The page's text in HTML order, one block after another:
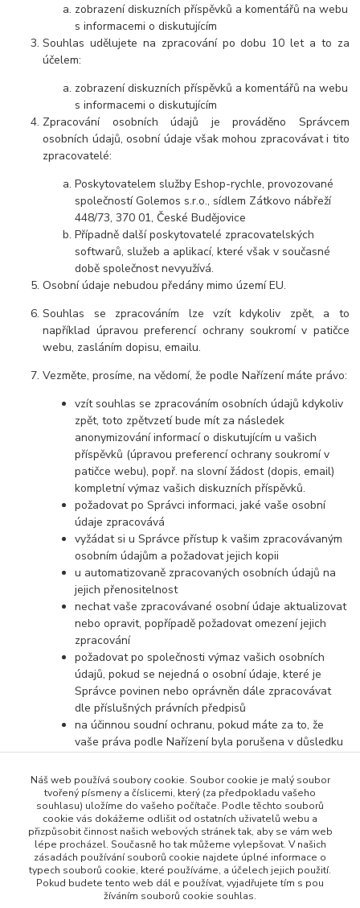
zobrazení diskuzních příspěvků a komentářů na webu
s informacemi o diskutujícím
Souhlas udělujete na zpracování po dobu 10 let a to za
účelem:
zobrazení diskuzních příspěvků a komentářů na webu
s informacemi o diskutujícím
Zpracování osobních údajů je prováděno Správcem
osobních údajů, osobní údaje však mohou zpracovávat i tito
zpracovatelé:
Poskytovatelem služby Eshop-rychle, provozované
společností Golemos s.r.o., sídlem Zátkovo nábřeží
448/73, 370 01, České Budějovice
Případně další poskytovatelé zpracovatelských
softwarů, služeb a aplikací, které však v současné
době společnost nevyužívá.
Osobní údaje nebudou předány mimo území EU.
Souhlas se zpracováním lze vzít kdykoliv zpět, a to
například úpravou preferencí ochrany soukromí v patičce
webu, zasláním dopisu, emailu.
Vezměte, prosíme, na vědomí, že podle Nařízení máte právo:
vzít souhlas se zpracováním osobních údajů kdykoliv
zpět, toto zpětvzetí bude mít za následek
anonymizování informací o diskutujícím u vašich
příspěvků (úpravou preferencí ochrany soukromí v
patičce webu), popř. na slovní žádost (dopis, email)
kompletní výmaz vašich diskuzních příspěvků.
požadovat po Správci informaci, jaké vaše osobní
údaje zpracovává
vyžádat si u Správce přístup k vašim zpracovávaným
osobním údajům a požadovat jejich kopii
u automatizovaně zpracovaných osobních údajů na
jejich přenositelnost
nechat vaše zpracovávané osobní údaje aktualizovat
nebo opravit, popřípadě požadovat omezení jejich
zpracování
požadovat po společnosti výmaz vašich osobních
údajů, pokud se nejedná o osobní údaje, které je
Správce povinen nebo oprávněn dále zpracovávat
dle příslušných právních předpisů
na účinnou soudní ochranu, pokud máte za to, že
vaše práva podle Nařízení byla porušena v důsledku
Nařízením
v případě pochybností o dodržování povinností
souvisejících se zpracováním osobních údajů se
obrátit na Správce nebo na Úřad pro ochranu
osobních údajů
Náš web používá soubory cookie. Soubor cookie je malý soubor
tvořený písmeny a číslicemi, který (za předpokladu vašeho
souhlasu) uložíme do vašeho počítače. Podle těchto souborů
cookie vás dokážeme odlišit od ostatních uživatelů webu a
přizpůsobit činnost našich webových stránek tak, aby se vám web
lépe procházel. Současně ho tak můžeme vylepšovat. V našich
zásadách používání souborů cookie najdete úplné informace o
typech souborů cookie, které používáme, a účelech jejich použití.
Pokud budete tento web dál e používat, vyjadřujete tím s pou
žíváním souborů cookie souhlas.